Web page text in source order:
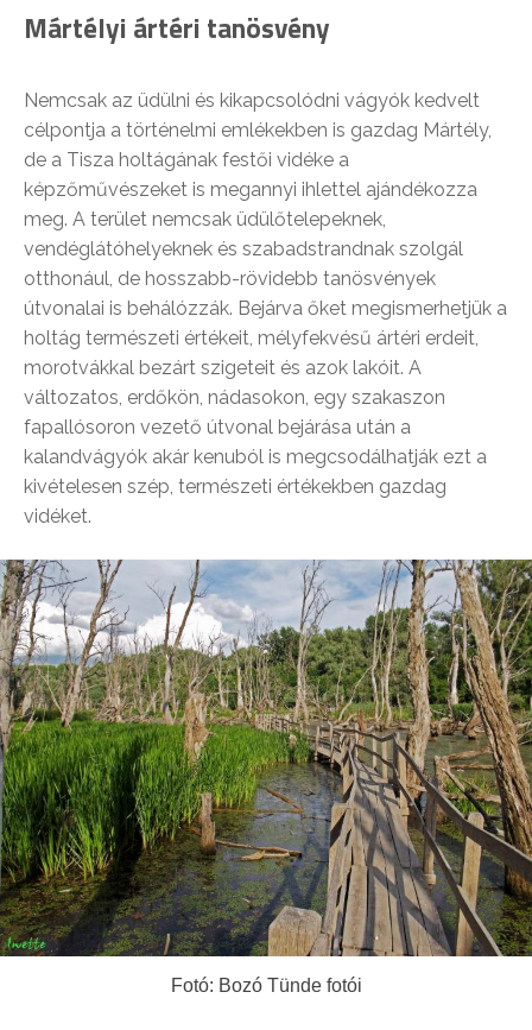
Mártélyi ártéri tanösvény
Nemcsak az üdülni és kikapcsolódni vágyók kedvelt
célpontja a történelmi emlékekben is gazdag Mártély,
de a Tisza holtágának festői vidéke a
képzőművészeket is megannyi ihlettel ajándékozza
meg. A terület nemcsak üdülőtelepeknek,
vendéglátóhelyeknek és szabadstrandnak szolgál
otthonául, de hosszabb-rövidebb tanösvények
útvonalai is behálózzák. Bejárva őket megismerhetjük a
holtág természeti értékeit, mélyfekvésű ártéri erdeit,
morotvákkal bezárt szigeteit és azok lakóit. A
változatos, erdőkön, nádasokon, egy szakaszon
fapallósoron vezető útvonal bejárása után a
kalandvágyók akár kenuból is megcsodálhatják ezt a
kivételesen szép, természeti értékekben gazdag
vidéket.
Fotó: Bozó Tünde fotói